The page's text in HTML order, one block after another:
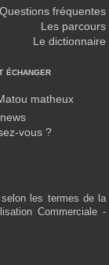
échanger
matheux
news
vous ?
Questions fréquentes
Les parcours
Le dictionnaire
les termes de la
Commerciale -